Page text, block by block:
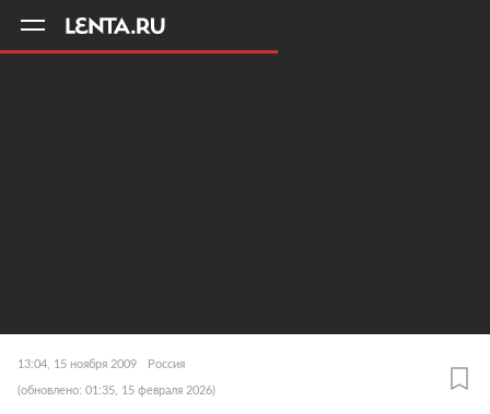
13:04, 15 ноября 2009 Россия
(обновлено: 01:35, 15 февраля 2026)